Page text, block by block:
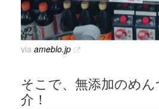
via ameblo.jp
そこで、無添加のめ
介！